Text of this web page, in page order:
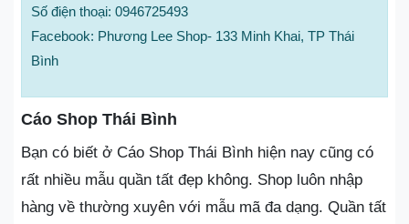
Số điện thoại: 0946725493
Facebook: Phương Lee Shop- 133 Minh Khai, TP Thái
Bình
Cáo Shop Thái Bình
Bạn có biết ở Cáo Shop Thái Bình hiện nay cũng có
rất nhiều mẫu quần tất đẹp không. Shop luôn nhập
hàng về thường xuyên với mẫu mã đa dạng. Quần tất